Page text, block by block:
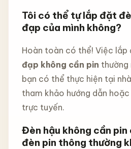
Tôi có thể tự lắp đặt
đạp của mình không?
Hoàn toàn có thể! Việc lắp
đạp không cần pin thường
bạn có thể thực hiện tại
tham khảo hướng dẫn
trực tuyến.
Đèn hậu không cần pin
đèn pin thông thường